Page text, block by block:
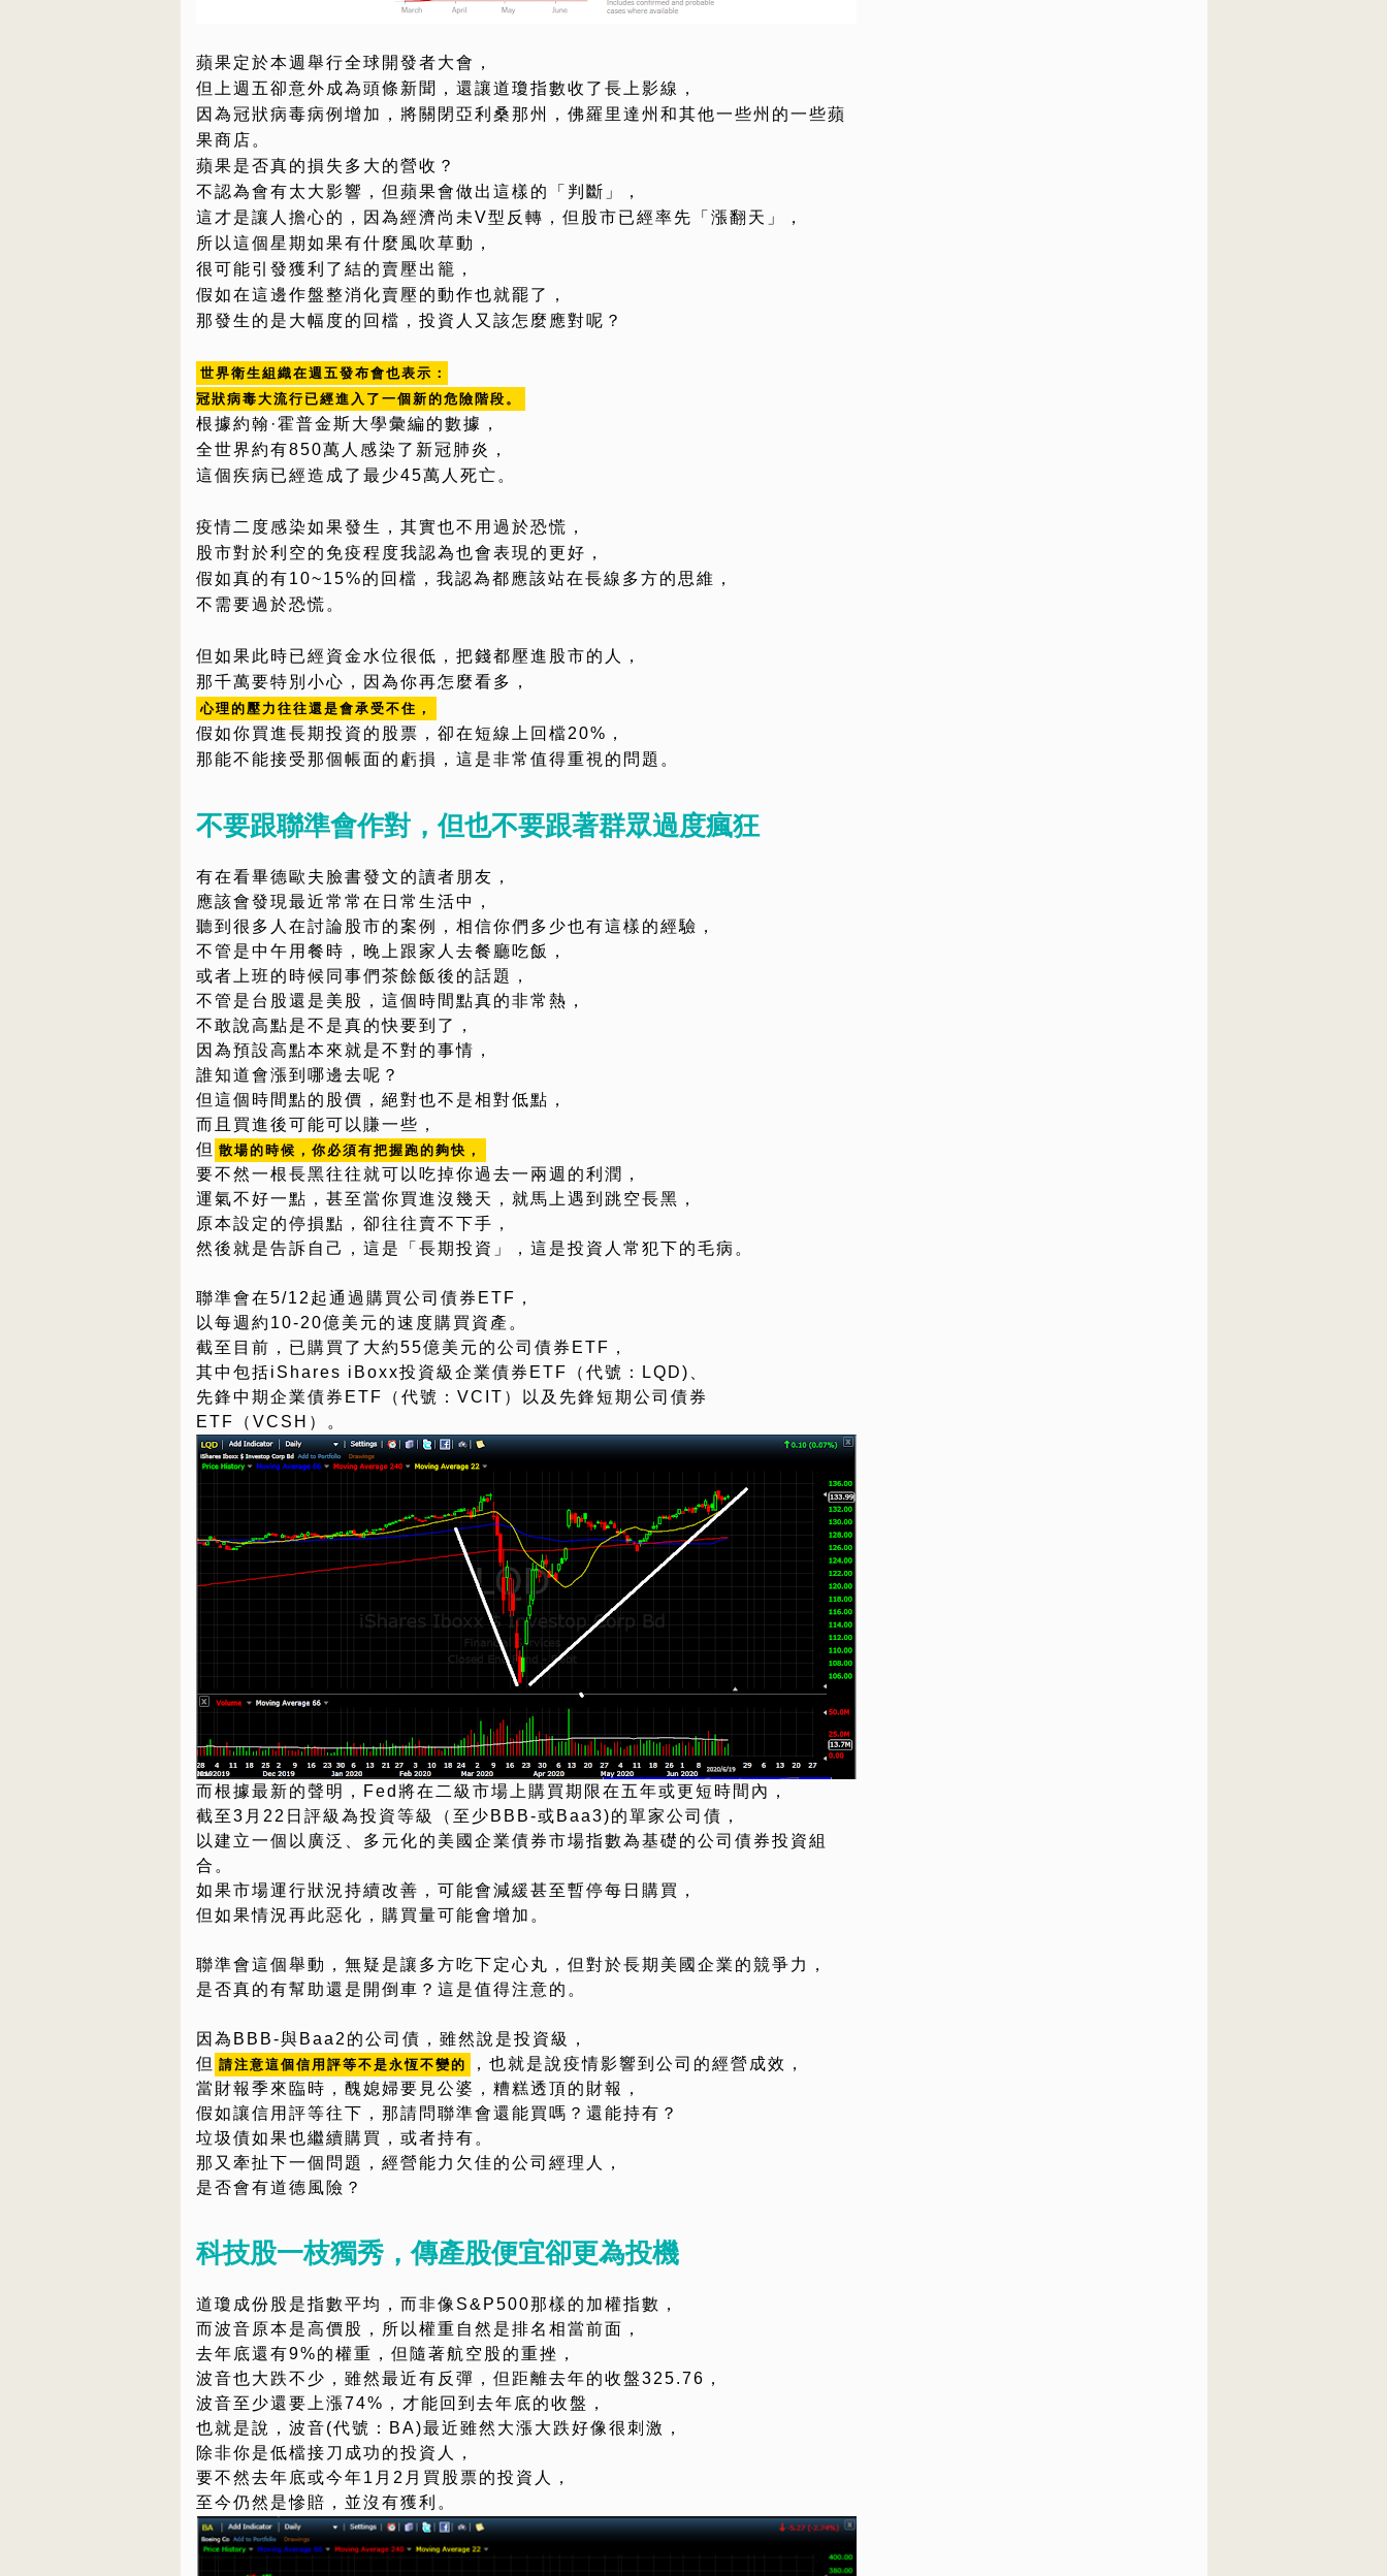
蘋果定於本週舉行全球開發者大會，
但上週五卻意外成為頭條新聞，還讓道瓊指數收了長上影線，
因為冠狀病毒病例增加，將關閉亞利桑那州，佛羅里達州和其他一些州的一些蘋
果商店。
蘋果是否真的損失多大的營收？
不認為會有太大影響，但蘋果會做出這樣的「判斷」，
這才是讓人擔心的，因為經濟尚未V型反轉，但股市已經率先「漲翻天」，
所以這個星期如果有什麼風吹草動，
很可能引發獲利了結的賣壓出籠，
假如在這邊作盤整消化賣壓的動作也就罷了，
那發生的是大幅度的回檔，投資人又該怎麼應對呢？
世界衛生組織在週五發布會也表示：
冠狀病毒大流行已經進入了一個新的危險階段。
根據約翰·霍普金斯大學彙編的數據，
全世界約有850萬人感染了新冠肺炎，
這個疾病已經造成了最少45萬人死亡。
疫情二度感染如果發生，其實也不用過於恐慌，
股市對於利空的免疫程度我認為也會表現的更好，
假如真的有10~15%的回檔，我認為都應該站在長線多方的思維，
不需要過於恐慌。
但如果此時已經資金水位很低，把錢都壓進股市的人，
那千萬要特別小心，因為你再怎麼看多，
心理的壓力往往還是會承受不住，
假如你買進長期投資的股票，卻在短線上回檔20%，
那能不能接受那個帳面的虧損，這是非常值得重視的問題。
不要跟聯準會作對，但也不要跟著群眾過度瘋狂
有在看畢德歐夫臉書發文的讀者朋友，
應該會發現最近常常在日常生活中，
聽到很多人在討論股市的案例，相信你們多少也有這樣的經驗，
不管是中午用餐時，晚上跟家人去餐廳吃飯，
或者上班的時候同事們茶餘飯後的話題，
不管是台股還是美股，這個時間點真的非常熱，
不敢說高點是不是真的快要到了，
因為預設高點本來就是不對的事情，
誰知道會漲到哪邊去呢？
但這個時間點的股價，絕對也不是相對低點，
而且買進後可能可以賺一些，
但 散場的時候，你必須有把握跑的夠快，
要不然一根長黑往往就可以吃掉你過去一兩週的利潤，
運氣不好一點，甚至當你買進沒幾天，就馬上遇到跳空長黑，
原本設定的停損點，卻往往賣不下手，
然後就是告訴自己，這是「長期投資」，這是投資人常犯下的毛病。
聯準會在5/12起通過購買公司債券ETF，
以每週約10-20億美元的速度購買資產。
截至目前，已購買了大約55億美元的公司債券ETF，
其中包括iShares iBoxx投資級企業債券ETF（代號：LQD)、
先鋒中期企業債券ETF（代號：VCIT）以及先鋒短期公司債券
ETF（VCSH）。
而根據最新的聲明，Fed將在二級市場上購買期限在五年或更短時間內，
截至3月22日評級為投資等級（至少BBB-或Baa3)的單家公司債，
以建立一個以廣泛、多元化的美國企業債券市場指數為基礎的公司債券投資組
合。
如果市場運行狀況持續改善，可能會減緩甚至暫停每日購買，
但如果情況再此惡化，購買量可能會增加。
聯準會這個舉動，無疑是讓多方吃下定心丸，但對於長期美國企業的競爭力，
是否真的有幫助還是開倒車？這是值得注意的。
因為BBB-與Baa2的公司債，雖然說是投資級，
但 請注意這個信用評等不是永恆不變的
，也就是說疫情影響到公司的經營成效，
當財報季來臨時，醜媳婦要見公婆，糟糕透頂的財報，
假如讓信用評等往下，那請問聯準會還能買嗎？還能持有？
垃圾債如果也繼續購買，或者持有。
那又牽扯下一個問題，經營能力欠佳的公司經理人，
是否會有道德風險？
科技股一枝獨秀，傳產股便宜卻更為投機
道瓊成份股是指數平均，而非像S&P500那樣的加權指數，
而波音原本是高價股，所以權重自然是排名相當前面，
去年底還有9%的權重，但隨著航空股的重挫，
波音也大跌不少，雖然最近有反彈，但距離去年的收盤325.76，
波音至少還要上漲74%，才能回到去年底的收盤，
也就是說，波音(代號：BA)最近雖然大漲大跌好像很刺激，
除非你是低檔接刀成功的投資人，
要不然去年底或今年1月2月買股票的投資人，
至今仍然是慘賠，並沒有獲利。